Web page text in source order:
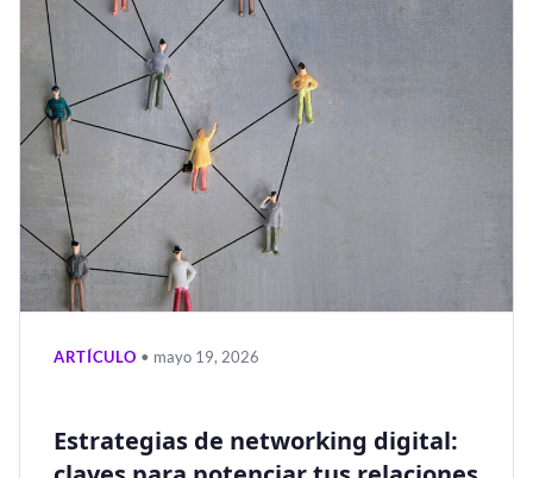
ARTÍCULO • mayo 19, 2026
Estrategias de networking digital: